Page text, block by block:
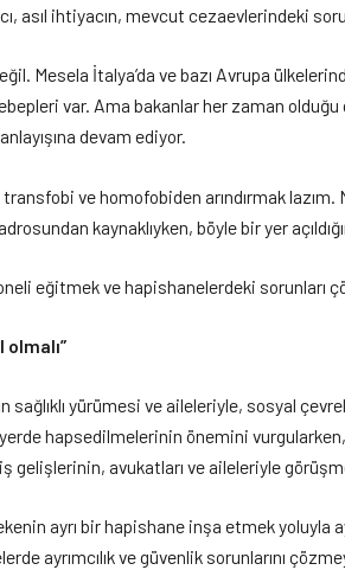
asıl ihtiyacın, mevcut cezaevlerindeki
Mesela İtalya’da ve bazı Avrupa
var. Ama bakanlar her zaman
devam ediyor.
transfobi ve homofobiden arındırmak
kaynaklıyken, böyle bir yer
eğitmek ve hapishanelerdeki sorunları
sağlıklı yürümesi ve aileleriyle, sosyal
hapsedilmelerinin önemini
gelişlerinin, avukatları ve aileleriyle
ayrı bir hapishane inşa etmek yoluyla
ayrımcılık ve güvenlik sorunlarını